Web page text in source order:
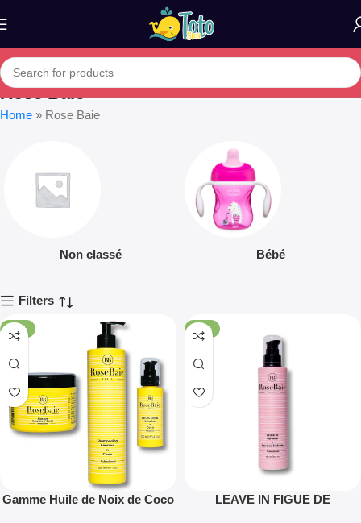
Rose Baie
Home » Rose Baie
Non classé Bébé
Filters
-14%
Gamme Huile de Noix de Coco
-17%
LEAVE IN FIGUE DE